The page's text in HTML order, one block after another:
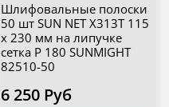
Шлифовальные полоски
50 шт SUN NET X313T 115
х 230 мм на липучке
сетка P 180 SUNMIGHT
82510-50
6 250 Руб